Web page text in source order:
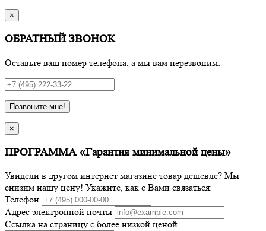
×
ОБРАТНЫЙ ЗВОНОК
Оставьте ваш номер телефона, а мы вам перезвоним:
Позвоните мне!
×
ПРОГРАММА «Гарантия минимальной цены»
Увидели в другом интернет магазине товар дешевле? Мы
снизим нашу цену! Укажите, как с Вами связаться:
Телефон
Адрес электронной почты
Ссылка на страницу с более низкой ценой